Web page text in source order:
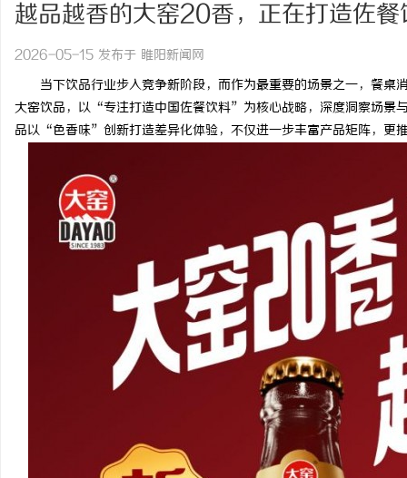
越品越香的大窑20香，正在打造佐餐
2026-05-15 发布于 睢阳新闻网
当下饮品行业步入竞争新阶段，而作为最重要的场景之一，餐
大窑饮品，以“专注打造中国佐餐饮料”为核心战略，深度洞察场
品以“色香味”创新打造差异化体验，不仅进一步丰富产品矩阵，